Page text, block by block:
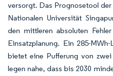
versorgt. Das Prognosetool
Nationalen Universität
den mittleren absoluten
Einsatzplanung. Ein 285-
bietet eine Pufferung von
legen nahe, dass bis 2030